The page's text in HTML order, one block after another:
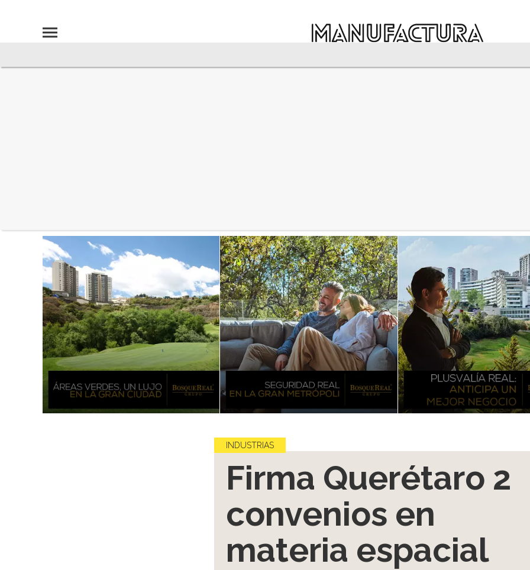
INDUSTRIAS
Firma Querétaro 2
convenios en
materia espacial